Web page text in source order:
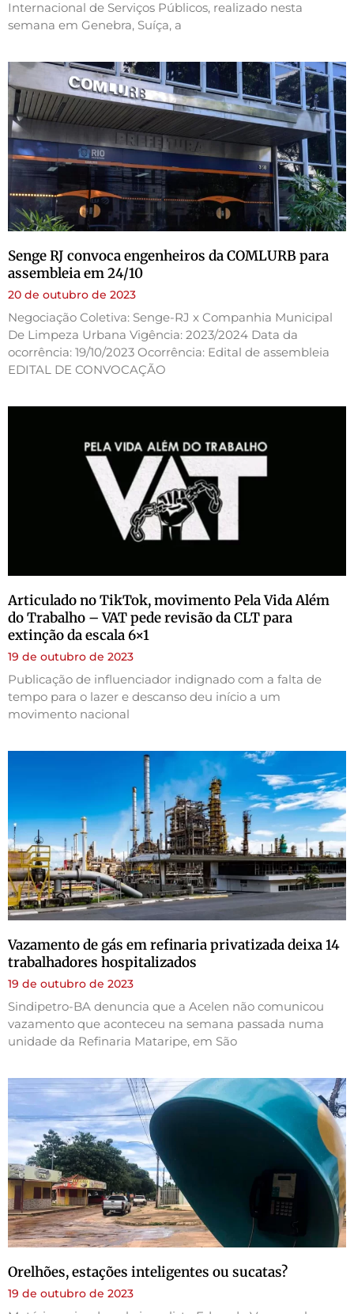
Internacional de Serviços Públicos, realizado nesta
semana em Genebra, Suíça, a
Senge RJ convoca engenheiros da COMLURB para
assembleia em 24/10
20 de outubro de 2023
Negociação Coletiva: Senge-RJ x Companhia Municipal
De Limpeza Urbana Vigência: 2023/2024 Data da
ocorrência: 19/10/2023 Ocorrência: Edital de assembleia
EDITAL DE CONVOCAÇÃO
Articulado no TikTok, movimento Pela Vida Além
do Trabalho – VAT pede revisão da CLT para
extinção da escala 6×1
19 de outubro de 2023
Publicação de influenciador indignado com a falta de
tempo para o lazer e descanso deu início a um
movimento nacional
Vazamento de gás em refinaria privatizada deixa 14
trabalhadores hospitalizados
19 de outubro de 2023
Sindipetro-BA denuncia que a Acelen não comunicou
vazamento que aconteceu na semana passada numa
unidade da Refinaria Mataripe, em São
Orelhões, estações inteligentes ou sucatas?
19 de outubro de 2023